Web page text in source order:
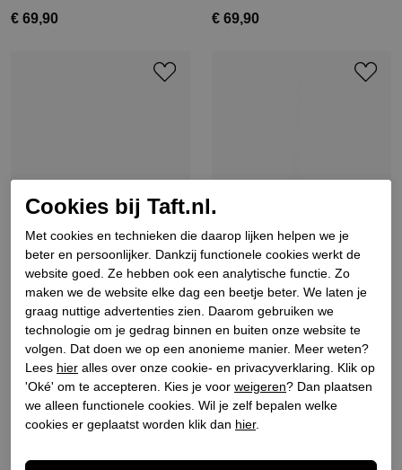
€ 69,90 € 69,90
Koala bay
Heren veterschoenen
granaat rood
€ 54,90
Koala bay
Heren veterschoenen
€ 54,90
Cookies bij Taft.nl.
Met cookies en technieken die daarop lijken helpen we je
beter en persoonlijker. Dankzij functionele cookies werkt de
website goed. Ze hebben ook een analytische functie. Zo
maken we de website elke dag een beetje beter. We laten je
graag nuttige advertenties zien. Daarom gebruiken we
technologie om je gedrag binnen en buiten onze website te
volgen. Dat doen we op een anonieme manier. Meer weten?
Lees hier alles over onze cookie- en privacyverklaring. Klik op
'Oké' om te accepteren. Kies je voor weigeren? Dan plaatsen
we alleen functionele cookies. Wil je zelf bepalen welke
cookies er geplaatst worden klik dan hier.